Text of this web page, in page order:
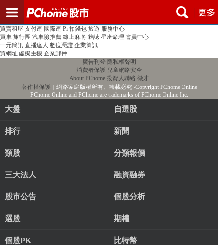
PChome首頁 線上購物 24h購物 書店
買賣租屋 支付連 國際連 Pi 拍錢包 旅遊 服務中心
買車 旅行團 汽車險推薦 線上麻將 雜誌 星座命理 會員中心
一元簡訊 直播達人 數位憑證 企業簡訊
買網址 虛擬主機 企業郵件
廣告刊登 隱私權聲明
消費者保護 兒童網路安全
About PChome 投資人聯絡 徵才
著作權保護 ｜網路家庭版權所有、轉載必究‧Copyright PChome Online
PChome Online and PChome are trademarks of PChome Online Inc.
大盤 自選股
排行 新聞
類股 分類報價
三大法人 融資融券
股市公告 個股分析
選股 期權
個股PK 比特幣